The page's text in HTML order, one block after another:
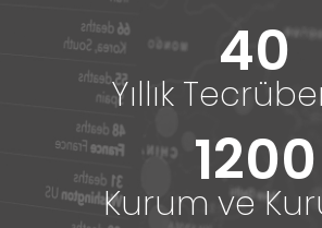
40
Yıllık
1200
Kurum ve